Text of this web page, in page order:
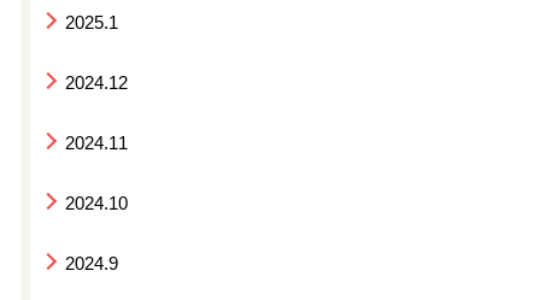
2025.1
2024.12
2024.11
2024.10
2024.9